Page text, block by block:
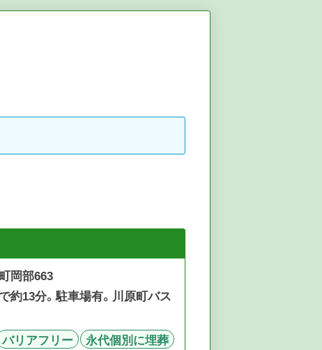
岡部663
約13分。駐車場有。川原町バス
バリアフリー
永代個別に埋葬